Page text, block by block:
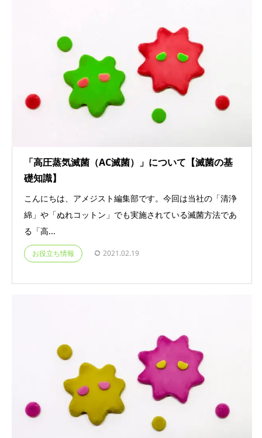
「高圧蒸気滅菌（AC滅菌）」について【滅菌の基
礎知識】
こんにちは、アメジスト編集部です。今回は当社の「清浄
綿」や「ぬれコットン」でも実施されている滅菌方法であ
る「高...
お役立ち情報 2021.02.19